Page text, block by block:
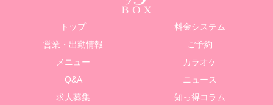
トップ
料金システム
営業・出勤情報
ご予約
メニュー
カラオケ
Q&A
ニュース
求人募集
知っ得コラム